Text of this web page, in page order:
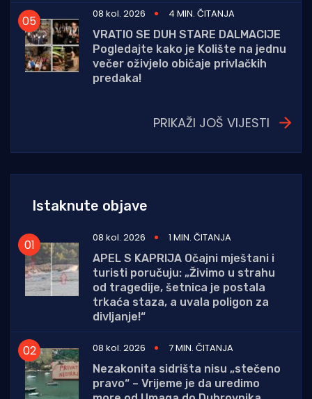
08 kol. 2026
4 MIN. ČITANJA
VRATIO SE DUH STARE DALMACIJE
Pogledajte kako je Kolište na jednu
večer oživjelo običaje privlačkih
predaka!
PRIKAŽI JOŠ VIJESTI
Istaknute objave
08 kol. 2026
1 MIN. ČITANJA
APEL S KAPRIJA Očajni mještani i
turisti poručuju: „Živimo u strahu
od tragedije, šetnica je postala
trkaća staza, a uvala poligon za
divljanje!“
08 kol. 2026
7 MIN. ČITANJA
Nezakonita sidrišta nisu „stečeno
pravo“ – Vrijeme je da uredimo